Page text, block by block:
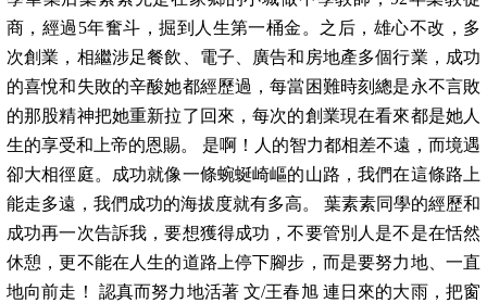
商，經過5年奮斗，掘到人生第一桶金。之后，雄心不改，多
次創業，相繼涉足餐飲、電子、廣告和房地產多個行業，成功
的喜悅和失敗的辛酸她都經歷過，每當困難時刻總是永不言敗
的那股精神把她重新拉了回來，每次的創業現在看來都是她人
生的享受和上帝的恩賜。 是啊！人的智力都相差不遠，而境遇
卻大相徑庭。成功就像一條蜿蜒崎嶇的山路，我們在這條路上
能走多遠，我們成功的海拔度就有多高。 葉素素同學的經歷和
成功再一次告訴我，要想獲得成功，不要管別人是不是在恬然
休憩，更不能在人生的道路上停下腳步，而是要努力地、一直
地向前走！ 認真而努力地活著 文/王春旭 連日來的大雨，把窗